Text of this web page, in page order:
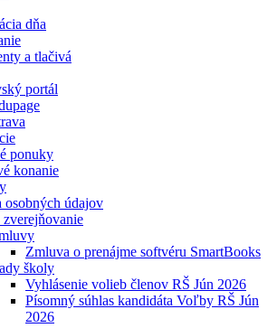
dňa
a tlačivá
portál
ponuky
konanie
osobných údajov
Zmluva o prenájme softvéru SmartBooks
školy
Vyhlásenie volieb členov RŠ Jún 2026
Písomný súhlas kandidáta Voľby RŠ Jún
2026